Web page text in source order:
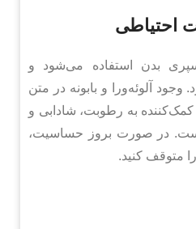
احتیاطی
بدن استفاده می‌شود و
وجود آلوئه‌ورا و بابونه در متن
به رطوبت، شادابی و
در صورت بروز حساسیت،
متوقف کنید.